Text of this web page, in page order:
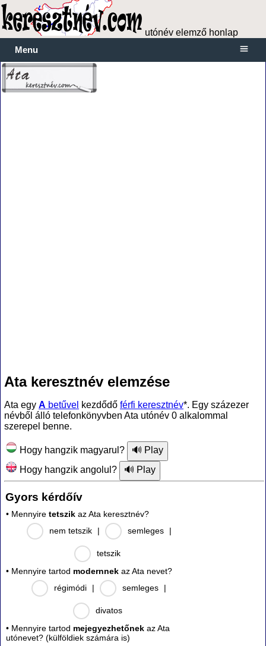
utónév elemző honlap
Menu
Ata keresztnév elemzése
Ata egy A betűvel kezdődő férfi keresztnév*. Egy százezer
névből álló telefonkönyvben Ata utónév 0 alkalommal
szerepel benne.
Hogy hangzik magyarul?
Hogy hangzik angolul?
Gyors kérdőív
• Mennyire tetszik az Ata keresztnév?
nem tetszik
| semleges |
tetszik
• Mennyire tartod modernnek az Ata nevet?
régimódi
| semleges |
divatos
• Mennyire tartod mejegyezhetőnek az Ata
utónevet? (külföldiek számára is)